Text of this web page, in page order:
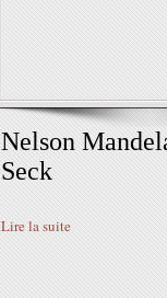
Nelson
Seck
Lire la suite